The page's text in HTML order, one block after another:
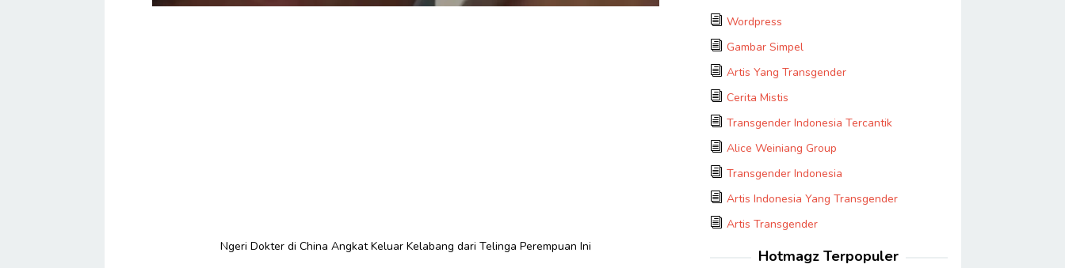
Ngeri Dokter di China Angkat Keluar Kelabang dari Telinga Perempuan Ini
Wordpress
Gambar Simpel
Artis Yang Transgender
Cerita Mistis
Transgender Indonesia Tercantik
Alice Weiniang Group
Transgender Indonesia
Artis Indonesia Yang Transgender
Artis Transgender
Hotmagz Terpopuler